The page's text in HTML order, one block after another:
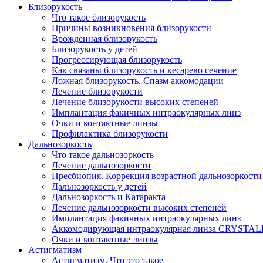
Близорукость
Что такое близорукость
Причины возникновения близорукости
Врождённая близорукость
Близорукость у детей
Прогрессирующая близорукость
Как связаны близорукость и кесарево сечение
Ложная близорукость. Спазм аккомодации
Лечение близорукости
Лечение близорукости высоких степеней
Имплантация факичных интраокулярных линз
Очки и контактные линзы
Профилактика близорукости
Дальнозоркость
Что такое дальнозоркость
Лечение дальнозоркости
Пресбиопия. Коррекция возрастной дальнозоркости
Дальнозоркость у детей
Дальнозоркость и Катаракта
Лечение дальнозоркости высоких степеней
Имплантация факичных интраокулярных линз
Аккомодирующая интраокулярная линза
Очки и контактные линзы
Астигматизм
Астигматизм. Что это такое